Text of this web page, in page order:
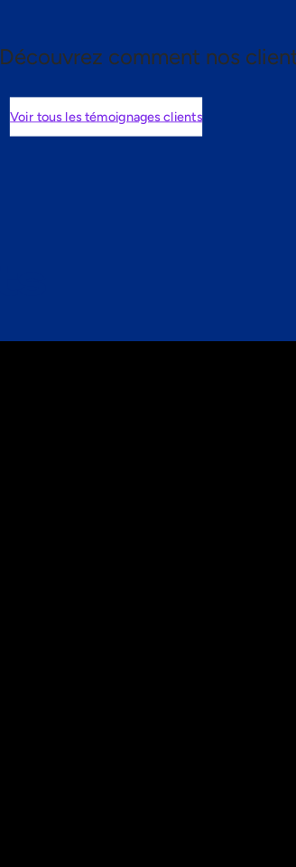
Découvrez comment nos
Voir tous les témoignages clients